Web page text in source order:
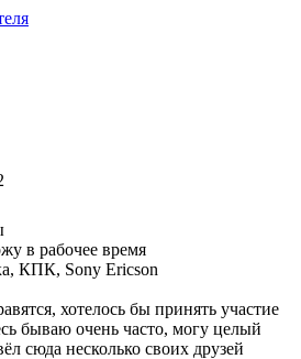
в рабочее время
КПК, Sony Ericson
хотелось бы принять участие
бываю очень часто, могу целый
сюда несколько своих друзей